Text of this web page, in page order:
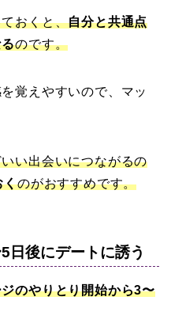
おくと、自分と共通点
のです。
覚えやすいので、マッ
い出会いにつながるの
くのがおすすめです。
日後にデートに誘う
のやりとり開始から3〜